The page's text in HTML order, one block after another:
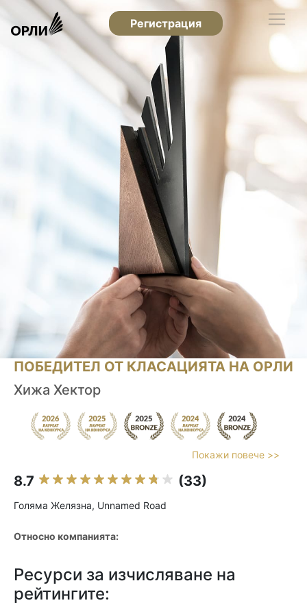
Регистрация
ПОБЕДИТЕЛ ОТ КЛАСАЦИЯТА НА ОРЛИ
Хижа Хектор
Покажи повече >>
8.7 (33)
Голяма Желязна, Unnamed Road
Относно компанията:
Ресурси за изчисляване на
рейтингите: